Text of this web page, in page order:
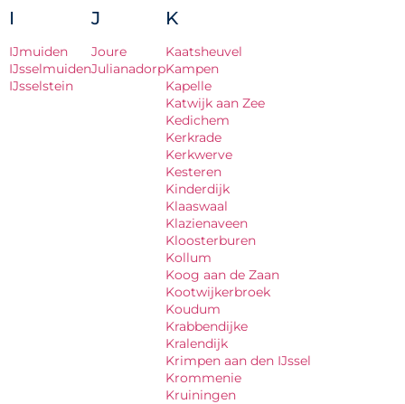
I
IJmuiden
IJsselmuiden
IJsselstein
J
Joure
Julianadorp
K
Kaatsheuvel
Kampen
Kapelle
Katwijk aan Zee
Kedichem
Kerkrade
Kerkwerve
Kesteren
Kinderdijk
Klaaswaal
Klazienaveen
Kloosterburen
Kollum
Koog aan de Zaan
Kootwijkerbroek
Koudum
Krabbendijke
Kralendijk
Krimpen aan den IJssel
Krommenie
Kruiningen